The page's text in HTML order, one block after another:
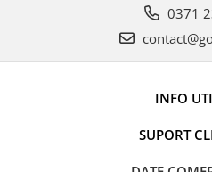
0371
INFO
SUPORT